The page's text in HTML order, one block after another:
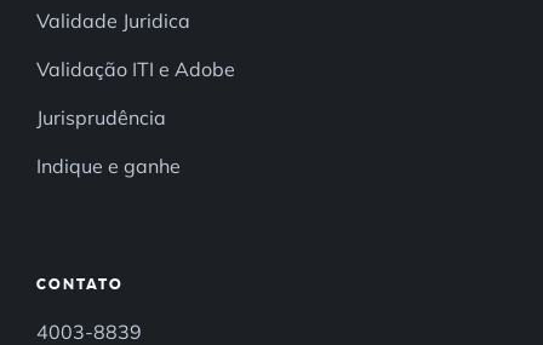
Validade Juridica
Validação ITI e Adobe
Jurisprudência
Indique e ganhe
CONTATO
4003-8839